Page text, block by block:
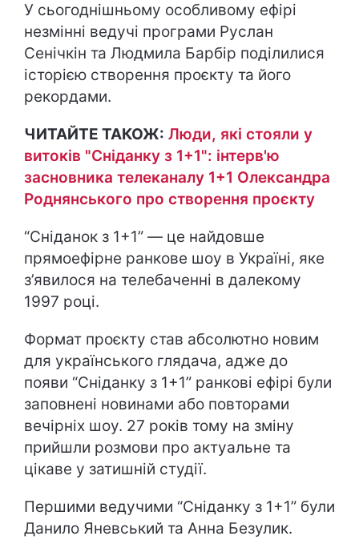
У сьогоднішньому особливому ефірі
незмінні ведучі програми Руслан
Сенічкін та Людмила Барбір поділилися
історією створення проєкту та його
рекордами.
ЧИТАЙТЕ ТАКОЖ: Люди, які стояли у
витоків "Сніданку з 1+1": інтерв'ю
засновника телеканалу 1+1 Олександра
Роднянського про створення проєкту
“Сніданок з 1+1” — це найдовше
прямоефірне ранкове шоу в Україні, яке
з’явилося на телебаченні в далекому
1997 році.
Формат проєкту став абсолютно новим
для українського глядача, адже до
появи “Сніданку з 1+1” ранкові ефірі були
заповнені новинами або повторами
вечірніх шоу. 27 років тому на зміну
прийшли розмови про актуальне та
цікаве у затишній студії.
Першими ведучими “Сніданку з 1+1” були
Данило Яневський та Анна Безулик.